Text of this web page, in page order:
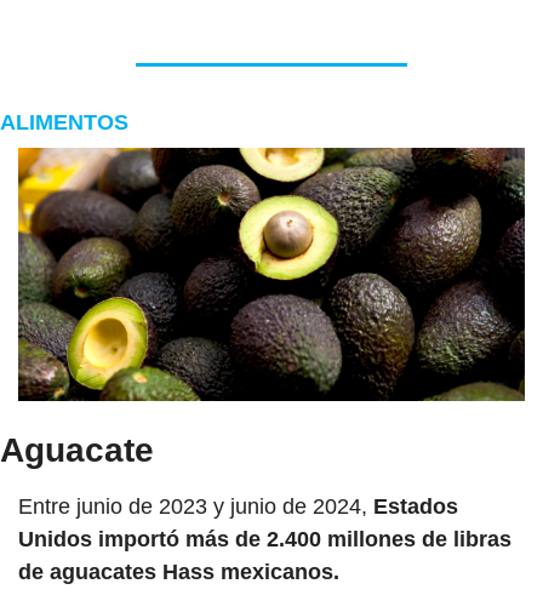
ALIMENTOS
Aguacate
Entre junio de 2023 y junio de 2024, Estados
Unidos importó más de 2.400 millones de libras
de aguacates Hass mexicanos.